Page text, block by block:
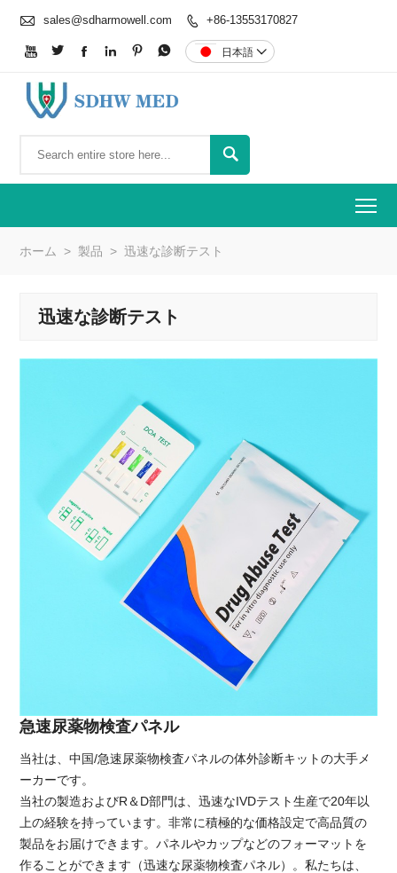
 sales@sdharmowell.com  +86-13553170827
      日本語 

ホーム > 製品 > 迅速な診断テスト
迅速な診断テスト
急速尿薬物検査パネル
当社は、中国/急速尿薬物検査パネルの体外診断キットの大手メ
ーカーです。
当社の製造およびR＆D部門は、迅速なIVDテスト生産で20年以
上の経験を持っています。非常に積極的な価格設定で高品質の
製品をお届けできます。パネルやカップなどのフォーマットを
作ることができます（迅速な尿薬物検査パネル）。私たちは、